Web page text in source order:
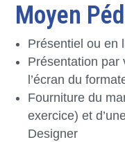
Moyen
Présentiel ou en
Présentation par
l’écran du
Fourniture du
exercice) et
Designer